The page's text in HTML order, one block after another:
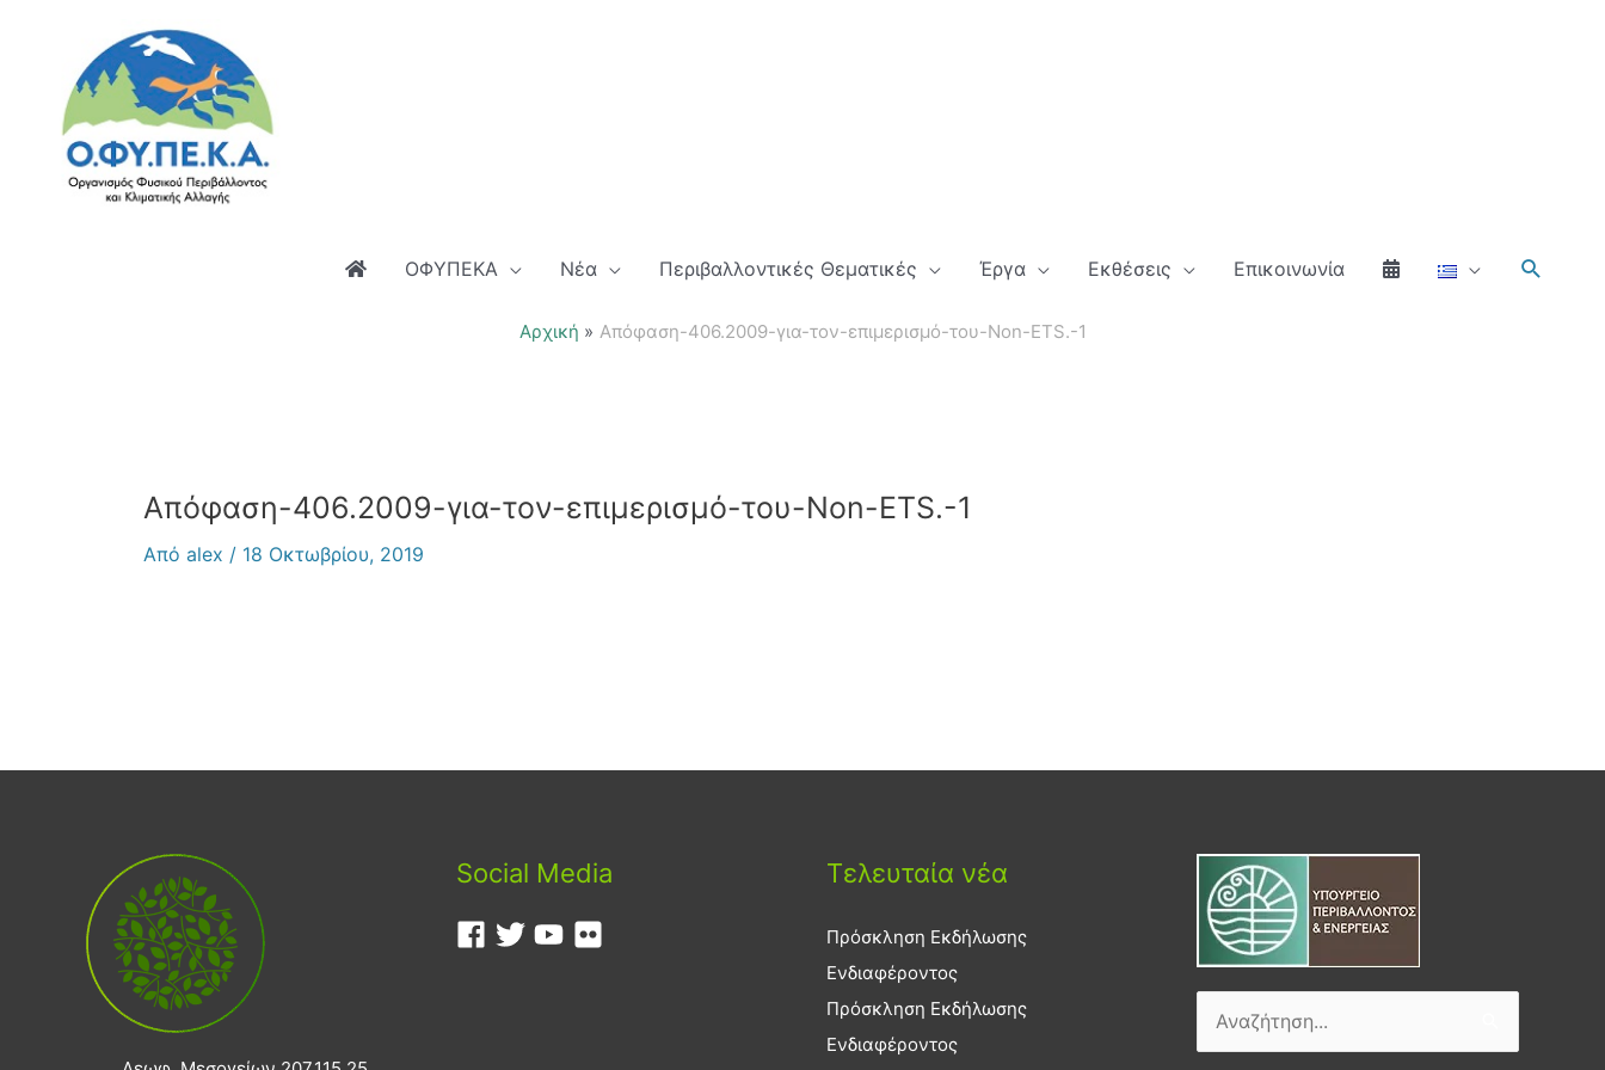
περιεχόμενο
ΟΦΥΠΕΚΑ Νέα Περιβαλλοντικές Θεματικές Έργα Εκθέσεις Επικοινωνία
Αρχική Απόφαση-406.2009-για-τον-επιμερισμό-του-Non-ETS.-1
Απόφαση-406.2009-για-τον-επιμερισμό-του-Non-ETS.-1
Από alex / 18 Οκτωβρίου, 2019
Social Media Τελευταία νέα
Πρόσκληση Εκδήλωσης
Ενδιαφέροντος
Πρόσκληση Εκδήλωσης
Ενδιαφέροντος
Αναζήτηση